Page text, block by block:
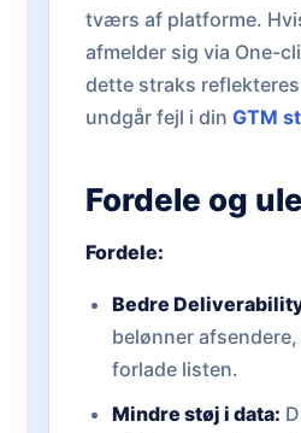
tværs af platforme.
afmelder sig via One-
dette straks
undgår fejl i din GTM
Fordele og
Fordele:
Bedre
belønner
forlade listen.
Mindre støj i data: